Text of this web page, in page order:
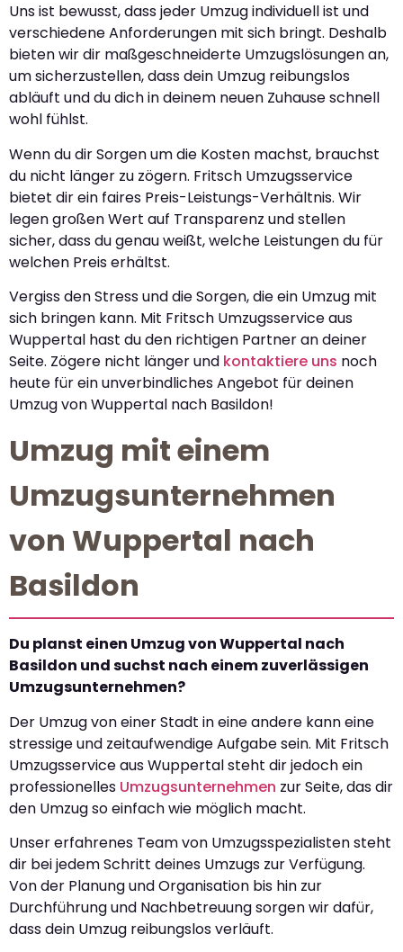
Uns ist bewusst, dass jeder Umzug individuell ist und
verschiedene Anforderungen mit sich bringt. Deshalb
bieten wir dir maßgeschneiderte Umzugslösungen an,
um sicherzustellen, dass dein Umzug reibungslos
abläuft und du dich in deinem neuen Zuhause schnell
wohl fühlst.
Wenn du dir Sorgen um die Kosten machst, brauchst
du nicht länger zu zögern. Fritsch Umzugsservice
bietet dir ein faires Preis-Leistungs-Verhältnis. Wir
legen großen Wert auf Transparenz und stellen
sicher, dass du genau weißt, welche Leistungen du für
welchen Preis erhältst.
Vergiss den Stress und die Sorgen, die ein Umzug mit
sich bringen kann. Mit Fritsch Umzugsservice aus
Wuppertal hast du den richtigen Partner an deiner
Seite. Zögere nicht länger und kontaktiere uns noch
heute für ein unverbindliches Angebot für deinen
Umzug von Wuppertal nach Basildon!
Umzug mit einem
Umzugsunternehmen
von Wuppertal nach
Basildon
Du planst einen Umzug von Wuppertal nach
Basildon und suchst nach einem zuverlässigen
Umzugsunternehmen?
Der Umzug von einer Stadt in eine andere kann eine
stressige und zeitaufwendige Aufgabe sein. Mit Fritsch
Umzugsservice aus Wuppertal steht dir jedoch ein
professionelles Umzugsunternehmen zur Seite, das dir
den Umzug so einfach wie möglich macht.
Unser erfahrenes Team von Umzugsspezialisten steht
dir bei jedem Schritt deines Umzugs zur Verfügung.
Von der Planung und Organisation bis hin zur
Durchführung und Nachbetreuung sorgen wir dafür,
dass dein Umzug reibungslos verläuft.